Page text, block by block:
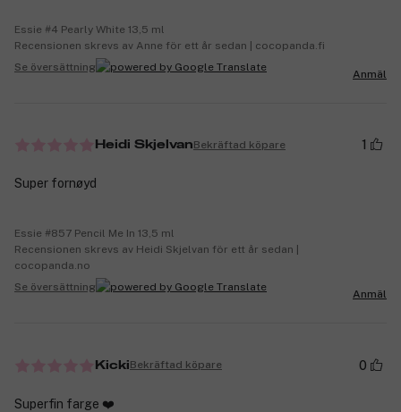
Essie #4 Pearly White 13,5 ml
Recensionen skrevs av Anne för ett år sedan | cocopanda.fi
Se översättning
Anmäl
Heidi SkjelvanBekräftad köpare 1
Super fornøyd
Essie #857 Pencil Me In 13,5 ml
Recensionen skrevs av Heidi Skjelvan för ett år sedan |
cocopanda.no
Se översättning
Anmäl
KickiBekräftad köpare 0
Superfin farge ❤️